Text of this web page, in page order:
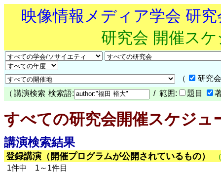
映像情報メディア学会 研
研究会 開催ス
（
研究
（ 講演検索 検索語: / 範囲: 題目
すべての研究会開催スケジュ
講演検索結果
登録講演（開催プログラムが公開されているもの）
1件中 1～1件目